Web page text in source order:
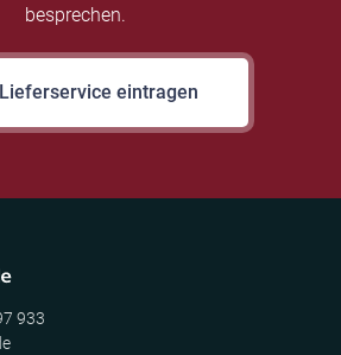
besprechen.
eintragen
933